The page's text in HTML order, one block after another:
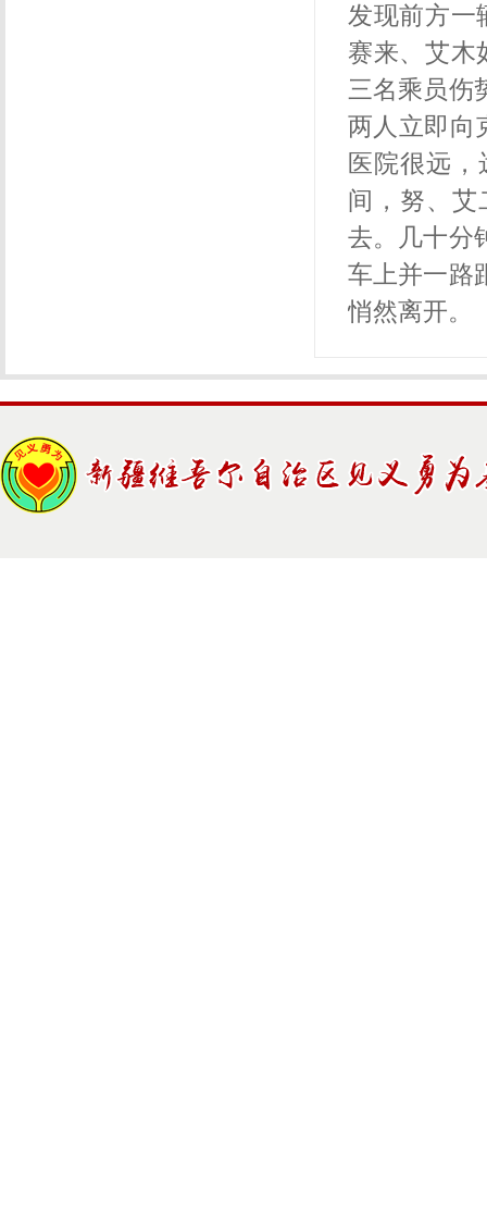
发现前方一
赛来、艾木
三名乘员伤
两人立即向
医院很远
间，努、艾
去。几十分
车上并一路
悄然离开。